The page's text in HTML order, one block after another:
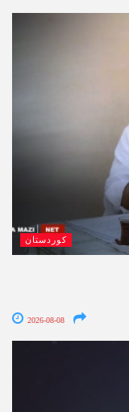
کوردستان
2026-08-08